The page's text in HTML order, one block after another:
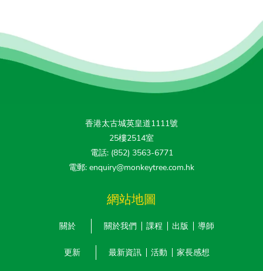
香港太古城英皇道1111號
25樓2514室
電話: (852) 3563-6771
電郵: enquiry@monkeytree.com.hk
網站地圖
關於 關於我們 課程 出版 導師
更新 最新資訊 活動 家長感想